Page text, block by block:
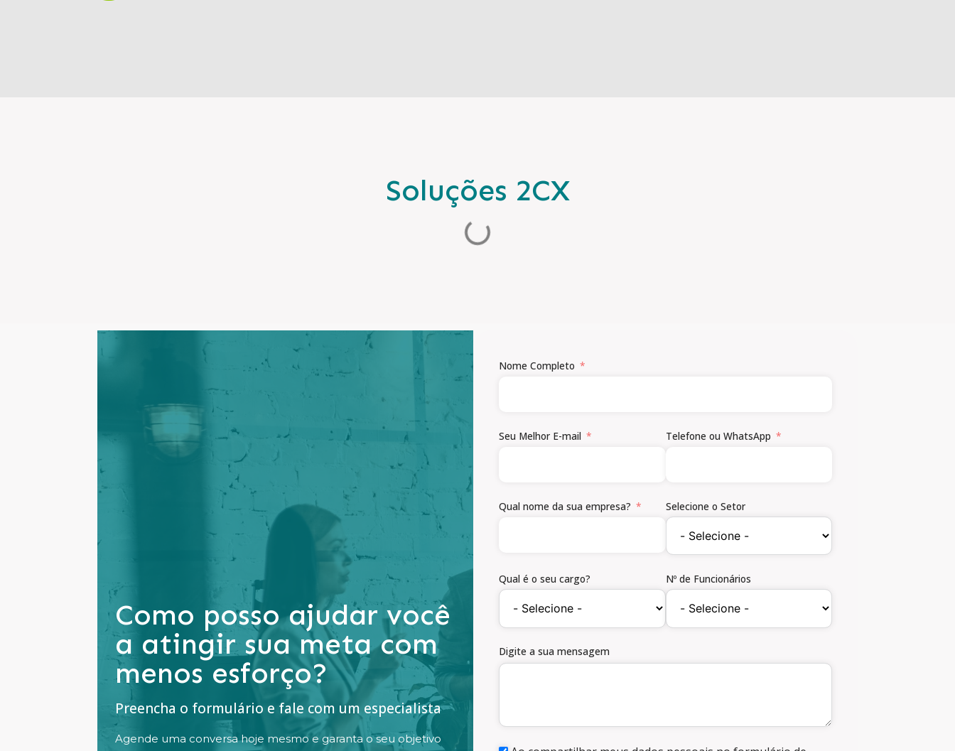
Soluções 2CX
Como posso ajudar você
a atingir sua meta com
menos esforço?
Preencha o formulário e fale com um especialista
Agende uma conversa hoje mesmo e garanta o seu objetivo
Nome Completo
Seu Melhor E-mail
Qual nome da sua empresa?
Telefone ou WhatsApp
Selecione o Setor
Qual é o seu cargo? Nº de Funcionários
Digite a sua mensagem